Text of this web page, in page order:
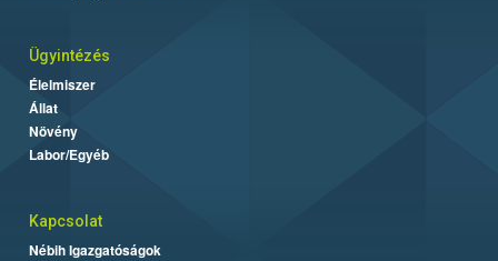
Ügyintézés
Élelmiszer
Állat
Növény
Labor/Egyéb
Kapcsolat
Nébih Igazgatóságok